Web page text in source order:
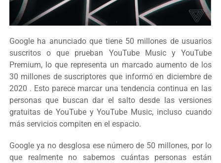
Google ha anunciado que tiene 50 millones de usuarios
suscritos o que prueban YouTube Music y YouTube
Premium, lo que representa un marcado aumento de los
30 millones de suscriptores que informó en diciembre de
2020 . Esto parece marcar una tendencia continua en las
personas que buscan dar el salto desde las versiones
gratuitas de YouTube y YouTube Music, incluso cuando
más servicios compiten en el espacio.
Google ya no desglosa ese número de 50 millones, por lo
que realmente no sabemos cuántas personas están